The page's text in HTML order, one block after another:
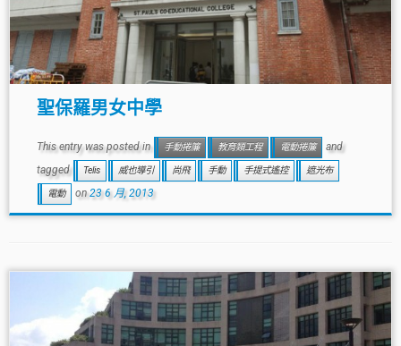
聖保羅男女中學
This entry was posted in 手動捲簾 教育類工程 電動捲簾
and
tagged
Telis 威也導引 尚飛 手動 手提式遙控
遮光布
電動
on23 6 月, 2013